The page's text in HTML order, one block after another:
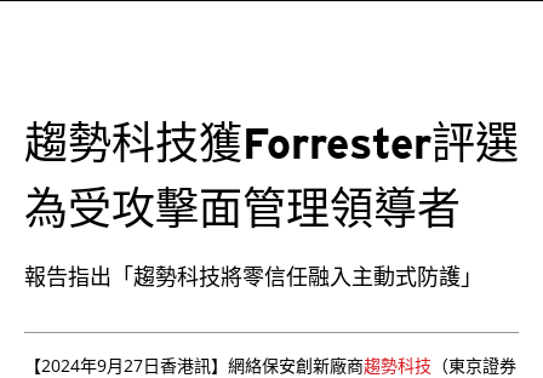
趨勢科技獲Forrester評選
為受攻擊面管理領導者
報告指出「趨勢科技將零信任融入主動式防護」
【2024年9月27日香港訊】網絡保安創新廠商趨勢科技 （東京證券